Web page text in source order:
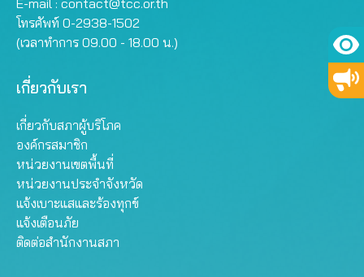
E-mail : contact@tcc.or.th
โทรศัพท์ 0-2938-1502
(เวลาทำการ 09.00 - 18.00 น.)
เกี่ยวกับเรา
เกี่ยวกับสภาผู้บริโภค
องค์กรสมาชิก
หน่วยงานเขตพื้นที่
หน่วยงานประจำจังหวัด
แจ้งเบาะแสและร้องทุกข์
แจ้งเตือนภัย
ติดต่อสำนักงานสภา